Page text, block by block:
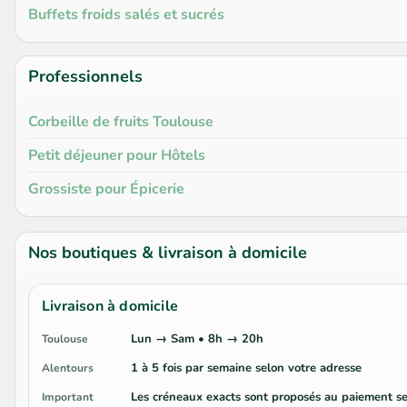
Buffets froids salés et sucrés
Professionnels
Corbeille de fruits Toulouse
Petit déjeuner pour Hôtels
Grossiste pour Épicerie
Nos boutiques & livraison à domicile
Livraison à domicile
Toulouse Lun → Sam • 8h → 20h
Alentours 1 à 5 fois par semaine selon votre adresse
Important Les créneaux exacts sont proposés au paiement